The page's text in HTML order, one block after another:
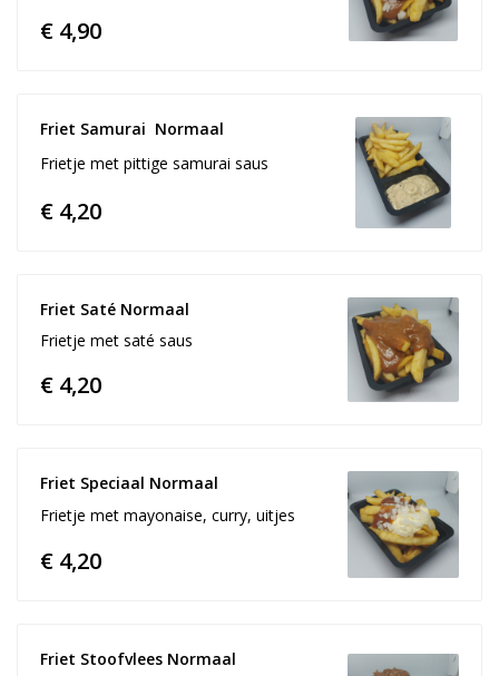
€ 4,90
Friet Samurai  Normaal
Frietje met pittige samurai saus
€ 4,20
Friet Saté Normaal
Frietje met saté saus
€ 4,20
Friet Speciaal Normaal
Frietje met mayonaise, curry, uitjes
€ 4,20
Friet Stoofvlees Normaal